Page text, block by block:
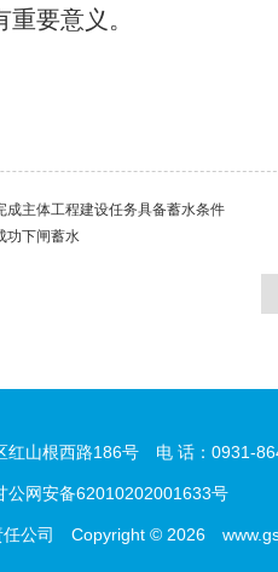
要意义。
成主体工程建设任务具备蓄水条件
功下闸蓄水
红山根西路186号 电 话：0931-
公网安备62010202001633号
任公司 Copyright © 2026